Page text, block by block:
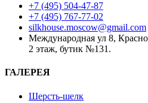
+7 (495) 504-47-87
+7 (495) 767-77-02
silkhouse.moscow@gmail.com
Международная ул 8,
2 этаж, бутик №131.
ГАЛЕРЕЯ
Шерсть-шелк